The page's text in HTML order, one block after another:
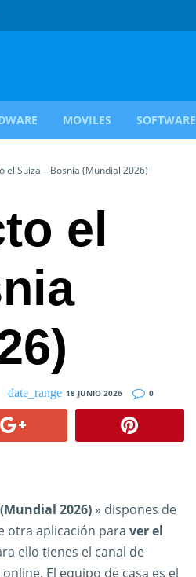
MOVILES SOFTWARE
el Suiza – Bosnia (Mundial 2026)
el
18 JUNIO 2026 0
2026) » dispones de
otra aplicación para ver el
ello tienes el canal de
El equipo de casa es el